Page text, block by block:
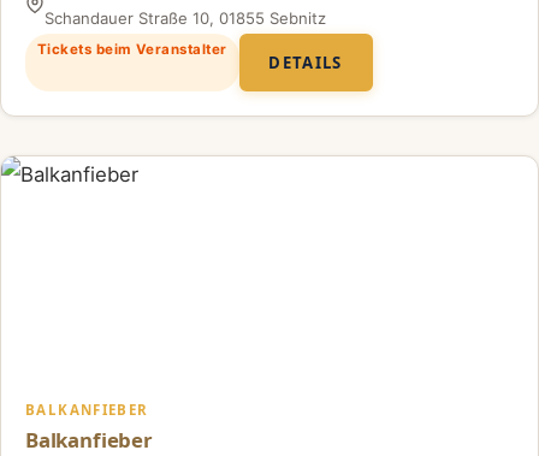
OrtSchandauer Straße 10, 01855 Sebnitz
Tickets beim Veranstalter
DETAILS
BALKANFIEBER
Balkanfieber